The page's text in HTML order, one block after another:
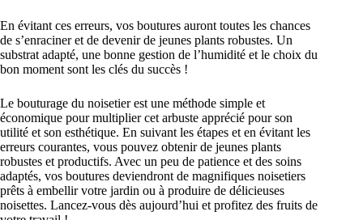
En évitant ces erreurs, vos boutures auront toutes les chances
de s’enraciner et de devenir de jeunes plants robustes. Un
substrat adapté, une bonne gestion de l’humidité et le choix du
bon moment sont les clés du succès !
Le bouturage du noisetier est une méthode simple et
économique pour multiplier cet arbuste apprécié pour son
utilité et son esthétique. En suivant les étapes et en évitant les
erreurs courantes, vous pouvez obtenir de jeunes plants
robustes et productifs. Avec un peu de patience et des soins
adaptés, vos boutures deviendront de magnifiques noisetiers
prêts à embellir votre jardin ou à produire de délicieuses
noisettes. Lancez-vous dès aujourd’hui et profitez des fruits de